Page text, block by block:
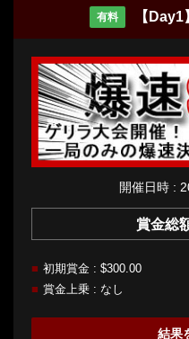
有料 【
開催日時 :
賞金総
初期賞金 : $300.00
賞金上乗 : なし
結果